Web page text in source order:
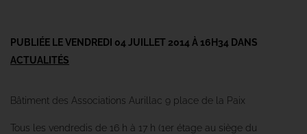
PUBLIÉE LE VENDREDI 04 JUILLET 2014 À 16H34 DANS
ACTUALITÉS
Bâtiment des Associations Aurillac 9 place de la Paix
Tous les vendredis de 16 h à 17 h (1er étage au siège du